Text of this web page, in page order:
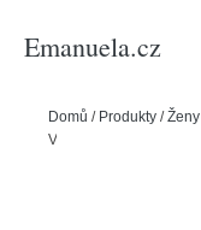
Emanuela.cz
Domů / Produkty /Ženy
Voltaire šedá